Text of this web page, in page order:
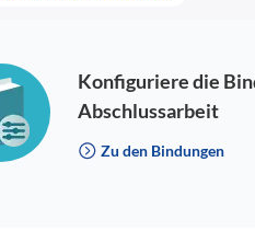
Konfiguriere die
Abschlussarbeit
Zu den Bindungen